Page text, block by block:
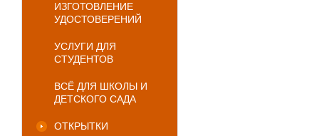
ИЗГОТОВЛЕНИЕ
УДОСТОВЕРЕНИЙ
УСЛУГИ ДЛЯ
СТУДЕНТОВ
ВСЁ ДЛЯ ШКОЛЫ И
ДЕТСКОГО САДА
ОТКРЫТКИ